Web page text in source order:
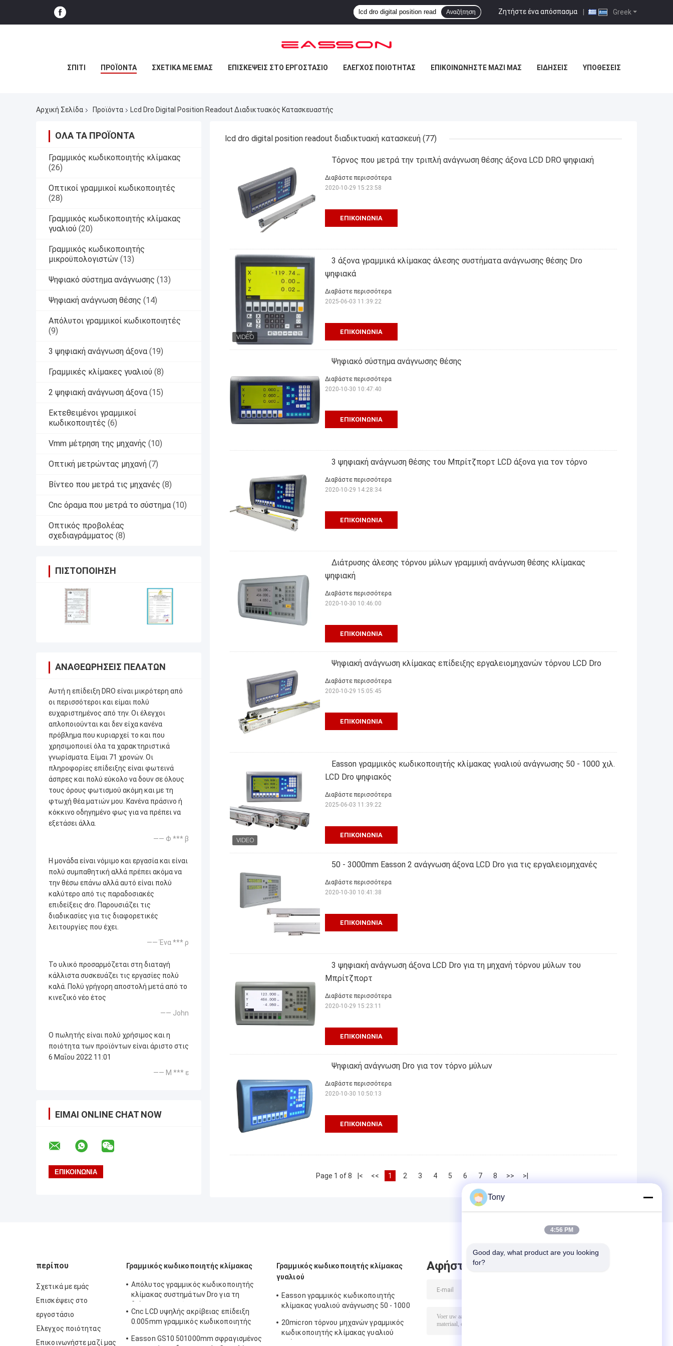
Greek
Ζητήστε ένα απόσπασμα |
Αναζήτηση
ΣΠΊΤΙ ΠΡΟΪΌΝΤΑ ΣΧΕΤΙΚΆ ΜΕ ΕΜΆΣ ΕΠΙΣΚΈΨΕΙΣ ΣΤΟ ΕΡΓΟΣΤΆΣΙΟ ΈΛΕΓΧΟΣ ΠΟΙΌΤΗΤΑΣ ΕΠΙΚΟΙΝΩΝΉΣΤΕ ΜΑΖΊ ΜΑΣ ΕΙΔΉΣΕΙΣ ΥΠΟΘΈΣΕΙΣ
Αρχική Σελίδα Προϊόντα Lcd Dro Digital Position Readout Διαδικτυακός Κατασκευαστής
ΌΛΑ ΤΑ ΠΡΟΪΌΝΤΑ
Γραμμικός κωδικοποιητής κλίμακας
(26)
Οπτικοί γραμμικοί κωδικοποιητές
(28)
Γραμμικός κωδικοποιητής κλίμακας
γυαλιού (20)
Γραμμικός κωδικοποιητής
μικροϋπολογιστών (13)
Ψηφιακό σύστημα ανάγνωσης (13)
Ψηφιακή ανάγνωση θέσης (14)
Απόλυτοι γραμμικοί κωδικοποιητές
(9)
3 ψηφιακή ανάγνωση άξονα (19)
Γραμμικές κλίμακες γυαλιού (8)
2 ψηφιακή ανάγνωση άξονα (15)
Εκτεθειμένοι γραμμικοί
κωδικοποιητές (6)
Vmm μέτρηση της μηχανής (10)
Οπτική μετρώντας μηχανή (7)
Βίντεο που μετρά τις μηχανές (8)
Cnc όραμα που μετρά το σύστημα (10)
Οπτικός προβολέας
σχεδιαγράμματος (8)
ΠΙΣΤΟΠΟΊΗΣΗ
ΑΝΑΘΕΩΡΉΣΕΙΣ ΠΕΛΑΤΏΝ
Αυτή η επίδειξη DRO είναι μικρότερη από
οι περισσότεροι και είμαι πολύ
ευχαριστημένος από την. Οι έλεγχοι
απλοποιούνται και δεν είχα κανένα
πρόβλημα που κυριαρχεί το και που
χρησιμοποιεί όλα τα χαρακτηριστικά
γνωρίσματα. Είμαι 71 χρονών. Οι
πληροφορίες επίδειξης είναι φωτεινά
άσπρες και πολύ εύκολο να δουν σε όλους
τους όρους φωτισμού ακόμη και με τη
φτωχή θέα ματιών μου. Κανένα πράσινο ή
κόκκινο οδηγημένο φως για να πρέπει να
εξετάσει άλλα.
—— Φ *** β
Η μονάδα είναι νόμιμο και εργασία και είναι
πολύ συμπαθητική αλλά πρέπει ακόμα να
την θέσω επάνω αλλά αυτό είναι πολύ
καλύτερο από τις παραδοσιακές
επιδείξεις dro. Παρουσιάζει τις
διαδικασίες για τις διαφορετικές
λειτουργίες που έχει.
—— Ένα *** ρ
Το υλικό προσαρμόζεται στη διαταγή
κάλλιστα συσκευάζει τις εργασίες πολύ
καλά. Πολύ γρήγορη αποστολή μετά από το
κινεζικό νέο έτος
—— John
Ο πωλητής είναι πολύ χρήσιμος και η
ποιότητα των προϊόντων είναι άριστο στις
6 Μαΐου 2022 11:01
—— Μ *** ε
ΕΊΜΑΙ ONLINE CHAT NOW
lcd dro digital position readout διαδικτυακή κατασκευή (77)
Τόρνος που μετρά την τριπλή ανάγνωση θέσης άξονα LCD DRO ψηφιακή
ΕΠΙΚΟΙΝΩΝΊΑ
Διαβάστε περισσότερα
2020-10-29 15:23:58
3 άξονα γραμμικά κλίμακας άλεσης συστήματα ανάγνωσης θέσης Dro
ψηφιακά
ΕΠΙΚΟΙΝΩΝΊΑ
Διαβάστε περισσότερα
2025-06-03 11:39:22
Ψηφιακό σύστημα ανάγνωσης θέσης
ΕΠΙΚΟΙΝΩΝΊΑ
Διαβάστε περισσότερα
2020-10-30 10:47:40
3 ψηφιακή ανάγνωση θέσης του Μπρίτζπορτ LCD άξονα για τον τόρνο
ΕΠΙΚΟΙΝΩΝΊΑ
Διαβάστε περισσότερα
2020-10-29 14:28:34
Διάτρυσης άλεσης τόρνου μύλων γραμμική ανάγνωση θέσης κλίμακας
ψηφιακή
ΕΠΙΚΟΙΝΩΝΊΑ
Διαβάστε περισσότερα
2020-10-30 10:46:00
Ψηφιακή ανάγνωση κλίμακας επίδειξης εργαλειομηχανών τόρνου LCD Dro
ΕΠΙΚΟΙΝΩΝΊΑ
Διαβάστε περισσότερα
2020-10-29 15:05:45
Easson γραμμικός κωδικοποιητής κλίμακας γυαλιού ανάγνωσης 50 - 1000 χιλ.
LCD Dro ψηφιακός
ΕΠΙΚΟΙΝΩΝΊΑ
Διαβάστε περισσότερα
2025-06-03 11:39:22
50 - 3000mm Easson 2 ανάγνωση άξονα LCD Dro για τις εργαλειομηχανές
ΕΠΙΚΟΙΝΩΝΊΑ
Διαβάστε περισσότερα
2020-10-30 10:41:38
3 ψηφιακή ανάγνωση άξονα LCD Dro για τη μηχανή τόρνου μύλων του
Μπρίτζπορτ
ΕΠΙΚΟΙΝΩΝΊΑ
Διαβάστε περισσότερα
2020-10-29 15:23:11
Ψηφιακή ανάγνωση Dro για τον τόρνο μύλων
ΕΠΙΚΟΙΝΩΝΊΑ
Διαβάστε περισσότερα
2020-10-30 10:50:13
Page 1 of 8 |< << 1 2 3 4 5 6 7 8 >> >|
περίπου
Σχετικά με εμάς
Επισκέψεις στο
εργοστάσιο
Έλεγχος ποιότητας
Επικοινωνήστε μαζί μας
Γραμμικός κωδικοποιητής κλίμακας
Απόλυτος γραμμικός κωδικοποιητής
κλίμακας συστημάτων Dro για τη
Cnc LCD υψηλής ακρίβειας επίδειξη
0.005mm γραμμικός κωδικοποιητής
Easson GS10 501000mm σφραγισμένος
Γραμμικός κωδικοποιητής κλίμακας
γυαλιού
Easson γραμμικός κωδικοποιητής
κλίμακας γυαλιού ανάγνωσης 50 - 1000
20micron τόρνου μηχανών γραμμικός
κωδικοποιητής κλίμακας γυαλιού
Αφήστε μήνυμα
Tony
4:56 PM
Good day, what product are you looking
for?